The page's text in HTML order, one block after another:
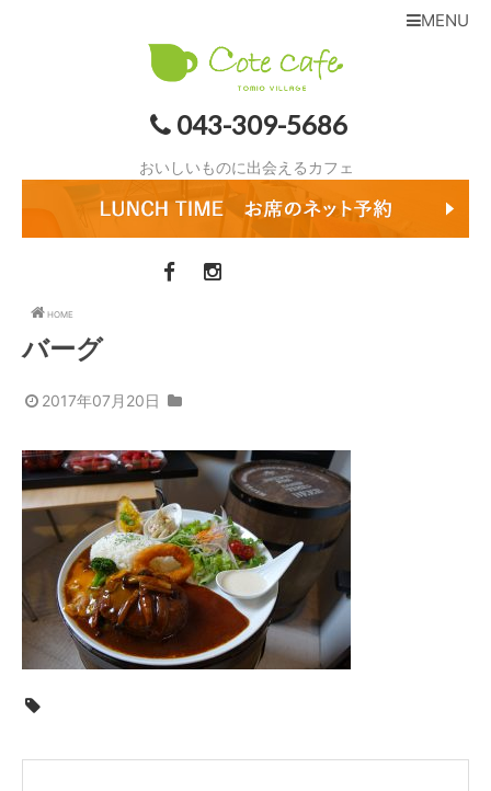
043-309-5686
おいしいものに出会えるカフェ
MENU
HOME
バーグ
2017年07月20日